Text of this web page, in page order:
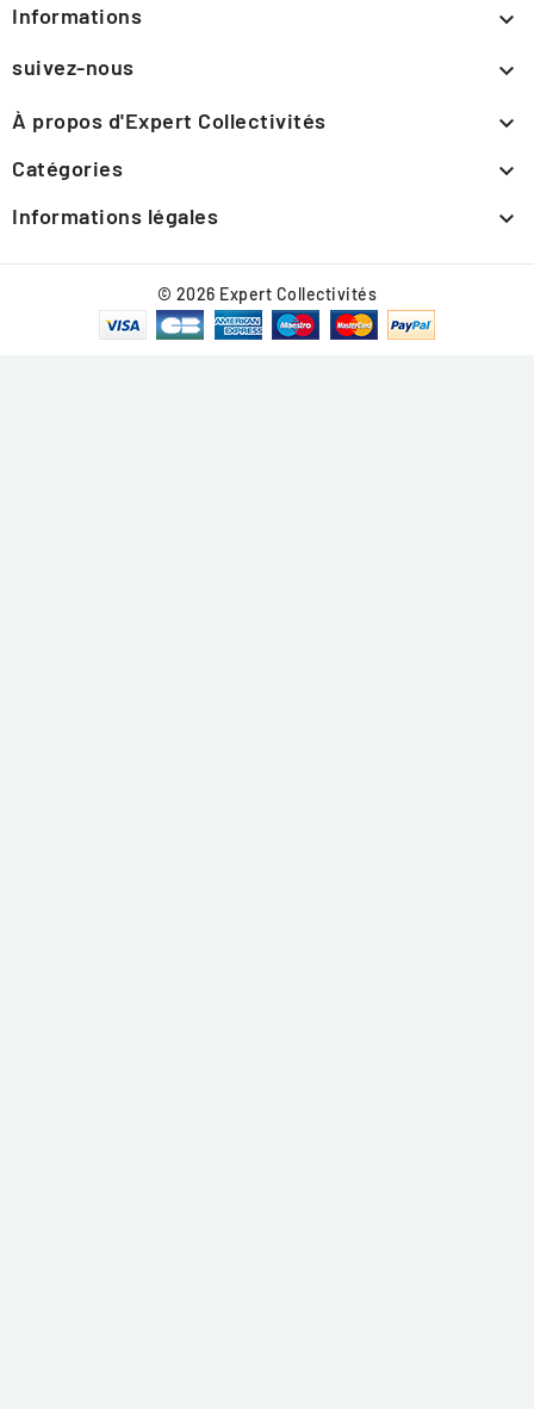
Informations 
suivez-nous 
À propos d'Expert Collectivités 
Catégories 
Informations légales 
© 2026 Expert Collectivités